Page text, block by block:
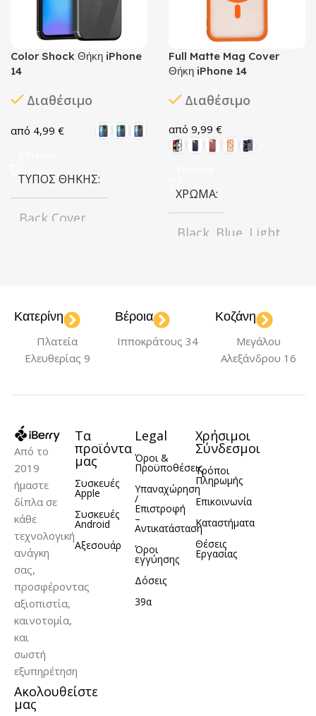
Color Shock Θήκη iPhone
14
Διαθέσιμο
4,99 €
ΤΎΠΟΣ ΘΉΚΗΣ
Back Cover
Maroon
ΜΟΝΤΈΛΟ
iPhone 14
ΥΛΙΚΌ Σιλικόνη
Full Matte Mag Cover
Θήκη iPhone 14
Διαθέσιμο
9,99 €
ΧΡΏΜΑ
Black Blue Light
ΤΎΠΟΣ ΘΉΚΗΣ
Back Cover
ΜΟΝΤΈΛΟ
iPhone 14
Κατερίνη
Πλατεία
Ελευθερίας 9
Βέροια
Ιπποκράτους 34
Κοζάνη
Μεγάλου
Αλεξάνδρου 16
Από το
2019
ήμαστε
δίπλα σε
κάθε
τεχνολογική
ανάγκη
σας,
προσφέροντας
αξιοπιστία,
καινοτομία,
και
σωστή
εξυπηρέτηση
Ακολουθείστε
μας
Τα
προϊόντα
μας
Συσκευές
Apple
Συσκευές
Android
Αξεσουάρ
Legal
Όροι &
Προϋποθέσεις
Υπαναχώρηση
/
Επιστροφή
–
Αντικατάσταση
Όροι
εγγύησης
Δόσεις
39α
Χρήσιμοι
Σύνδεσμοι
Τρόποι
Πληρωμής
Επικοινωνία
Καταστήματα
Θέσεις
Εργασίας